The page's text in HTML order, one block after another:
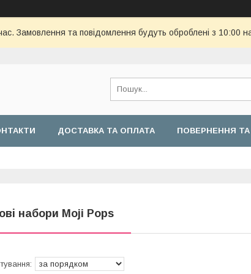
Замовлення та повідомлення будуть оброблені з 10:00
ДОСТАВКА ТА ОПЛАТА ПОВЕРНЕННЯ ТА
набори Moji Pops